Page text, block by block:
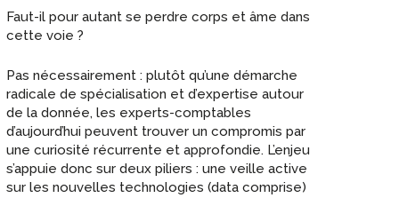
Faut-il pour autant se perdre corps et âme dans
cette voie ?
Pas nécessairement : plutôt qu’une démarche
radicale de spécialisation et d’expertise autour
de la donnée, les experts-comptables
d’aujourd’hui peuvent trouver un compromis par
une curiosité récurrente et approfondie. L’enjeu
s’appuie donc sur deux piliers : une veille active
sur les nouvelles technologies (data comprise)